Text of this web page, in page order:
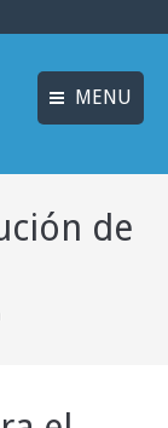
MENU
y
de